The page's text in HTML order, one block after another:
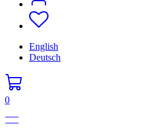
English
Deutsch
0